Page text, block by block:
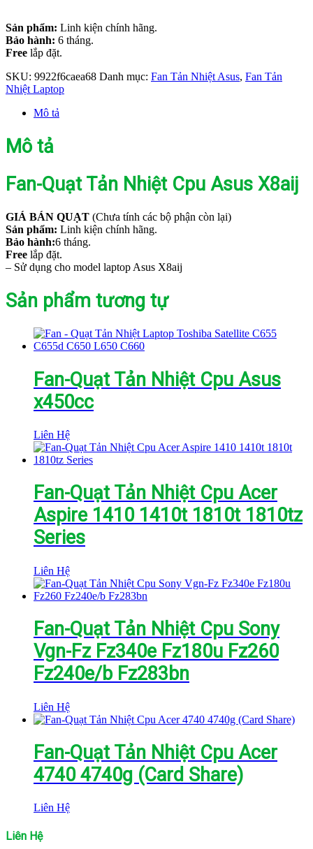
Sản phẩm: Linh kiện chính hãng.
Bảo hành: 6 tháng.
Free lắp đặt.
SKU: 9922f6caea68 Danh mục: Fan Tản Nhiệt Asus, Fan Tản
Nhiệt Laptop
Mô tả
Mô tả
Fan-Quạt Tản Nhiệt Cpu Asus X8aij
GIÁ BÁN QUẠT (Chưa tính các bộ phận còn lại)
Sản phẩm: Linh kiện chính hãng.
Bảo hành:6 tháng.
Free lắp đặt.
– Sử dụng cho model laptop Asus X8aij
Sản phẩm tương tự
Fan-Quạt Tản Nhiệt Cpu Asus
x450cc
Liên Hệ
Fan-Quạt Tản Nhiệt Cpu Acer
Aspire 1410 1410t 1810t 1810tz
Series
Liên Hệ
Fan-Quạt Tản Nhiệt Cpu Sony
Vgn-Fz Fz340e Fz180u Fz260
Fz240e/b Fz283bn
Liên Hệ
Fan-Quạt Tản Nhiệt Cpu Acer
4740 4740g (Card Share)
Liên Hệ
Liên Hệ